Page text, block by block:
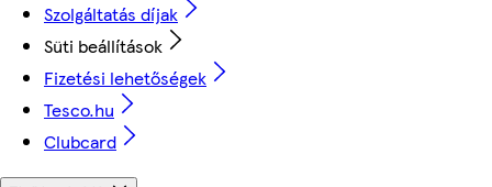
Szolgáltatás díjak
Süti beállítások
Fizetési lehetőségek
Tesco.hu
Clubcard